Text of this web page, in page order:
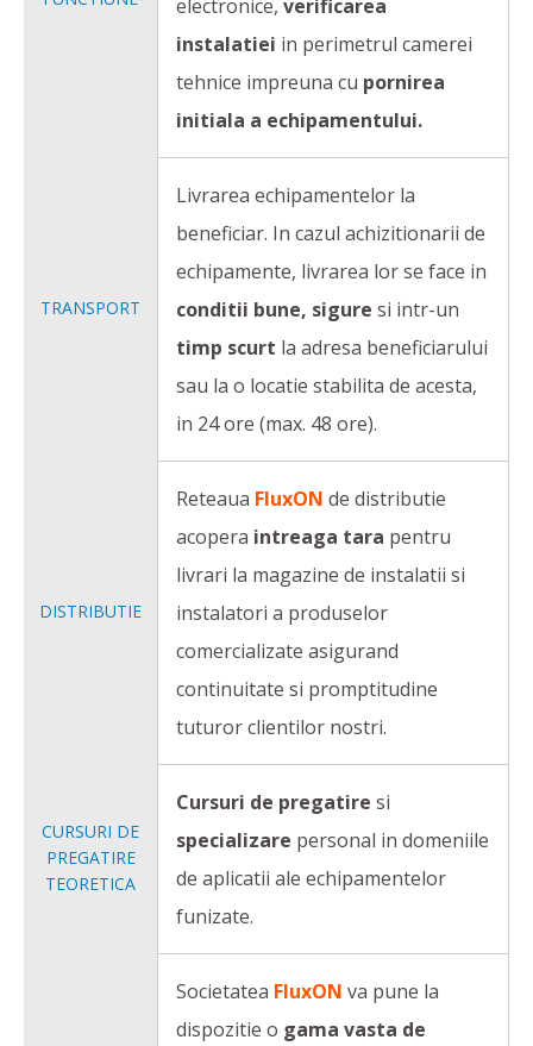
electronice, verificarea
instalatiei in perimetrul camerei
tehnice impreuna cu pornirea
initiala a echipamentului.
TRANSPORT
Livrarea echipamentelor la
beneficiar. In cazul achizitionarii de
echipamente, livrarea lor se face in
conditii bune, sigure si intr-un
timp scurt la adresa beneficiarului
sau la o locatie stabilita de acesta,
in 24 ore (max. 48 ore).
DISTRIBUTIE
Reteaua FluxON de distributie
acopera intreaga tara pentru
livrari la magazine de instalatii si
instalatori a produselor
comercializate asigurand
continuitate si promptitudine
tuturor clientilor nostri.
CURSURI DE
PREGATIRE
TEORETICA
Cursuri de pregatire si
specializare personal in domeniile
de aplicatii ale echipamentelor
funizate.
Societatea FluxON va pune la
dispozitie o gama vasta de